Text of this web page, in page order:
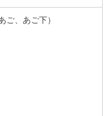
ご、あご下）